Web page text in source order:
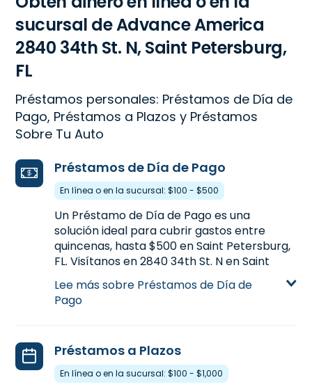
sucursal de Advance America
2840 34th St. N, Saint Petersburg,
FL
Préstamos personales: Préstamos de Día de
Pago, Préstamos a Plazos y Préstamos
Sobre Tu Auto
Préstamos de Día de Pago
En línea o en la sucursal: $100 - $500
Un Préstamo de Día de Pago es una
solución ideal para cubrir gastos entre
quincenas, hasta $500 en Saint Petersburg,
FL. Visítanos en 2840 34th St. N en Saint
Petersburg, FL, o llámanos
(727) 522-4047
para más información.
Lee más sobre Préstamos de Día de
Pago
Préstamos a Plazos
En línea o en la sucursal: $100 - $1,000